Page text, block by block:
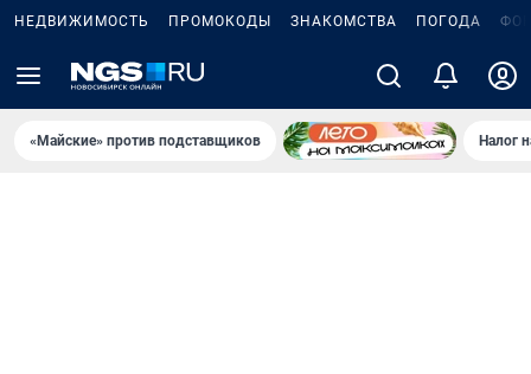
НЕДВИЖИМОСТЬ ПРОМОКОДЫ ЗНАКОМСТВА ПОГОДА
«Майские» против подставщиков Налог